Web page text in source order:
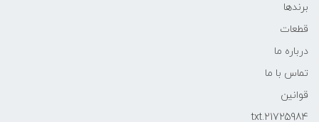
برندها
قطعات
درباره ما
تماس با ما
قوانین
21725984.txt